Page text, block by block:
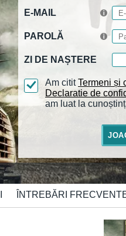
E-MAIL
PAROLĂ
ZI DE NAȘTERE
Am cititTermeni și
Declaratie de
am luat la
ÎNTREBĂRI